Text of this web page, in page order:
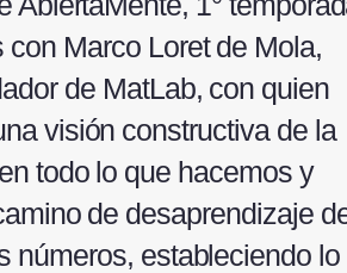
Marco Loret de Mola,
de MatLab, con quien
visión constructiva de la
todo lo que hacemos y
de desaprendizaje
números, estableciendo lo